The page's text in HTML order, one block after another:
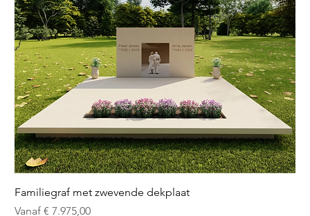
Familiegraf met zwevende dekplaat
Vanaf € 7.975,00
Verkoopprijs